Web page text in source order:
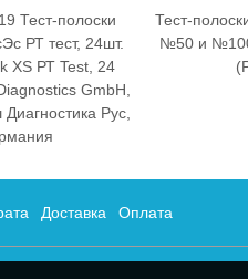
Тест-полоски
РТ тест, 24шт.
XS РТ Test, 24
GmbH,
Рус,
Тест-
№50 и
Доставка Оплата